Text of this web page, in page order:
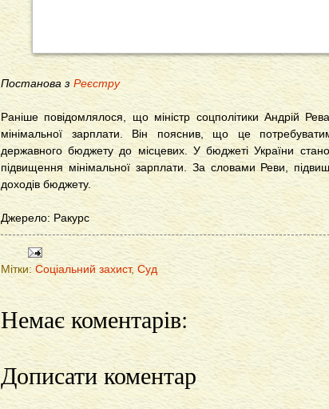
Постанова з Реєстру
Раніше повідомлялося, що міністр соцполітики Андрій Рева
мінімальної зарплати. Він пояснив, що це
державного бюджету до місцевих. У бюджеті України
підвищення мінімальної зарплати. За словами Реви,
доходів бюджету.
Джерело: Ракурс
Мітки: Соціальний захист, Суд
Немає коментарів:
Дописати коментар